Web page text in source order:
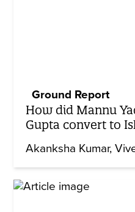
Ground Report
How did Mannu
Gupta convert to
Akanksha Kumar